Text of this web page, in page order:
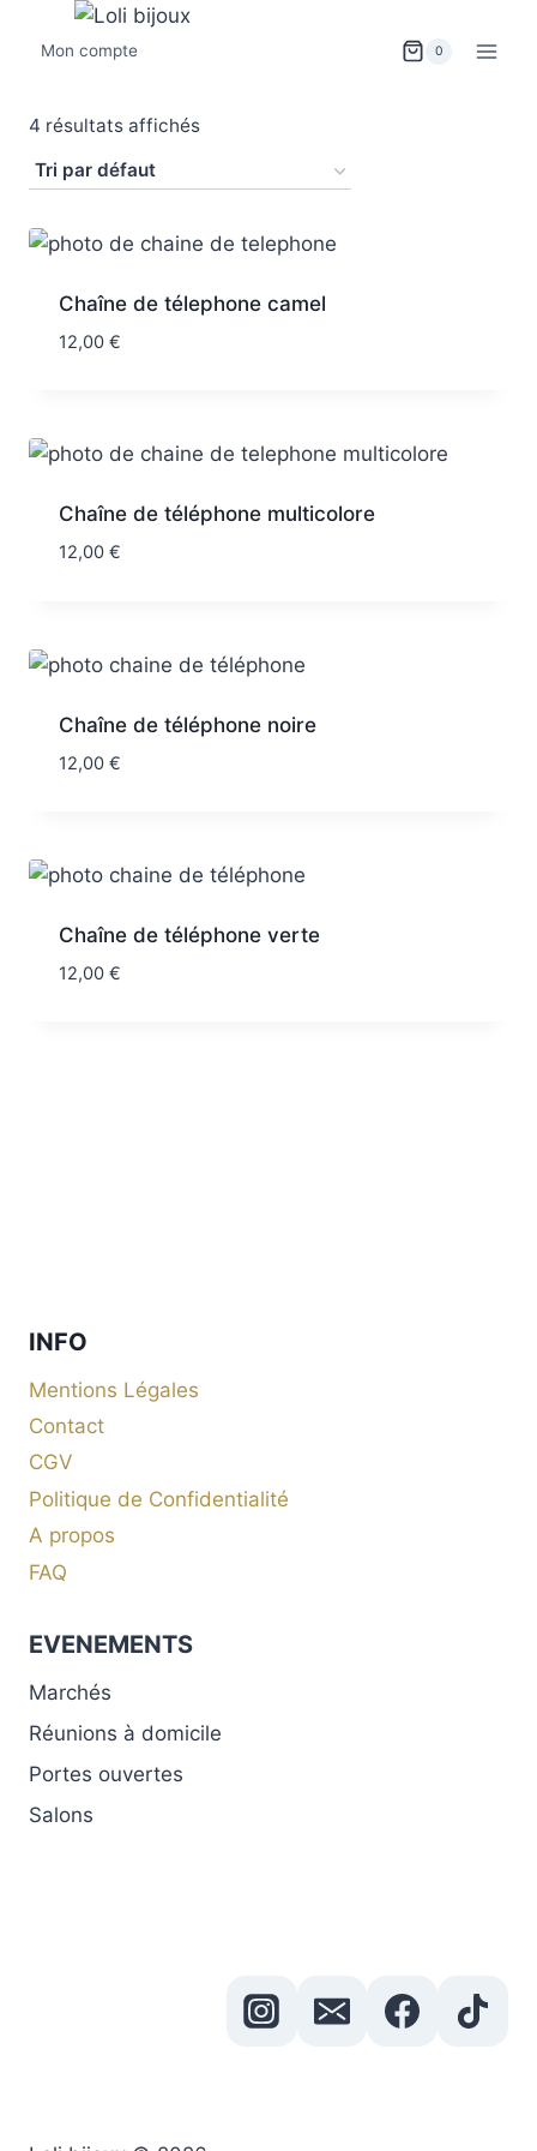
Mon compte 0
4 résultats affichés
Chaîne de télephone camel
12,00 €
Chaîne de téléphone multicolore
12,00 €
Chaîne de téléphone noire
12,00 €
Chaîne de téléphone verte
12,00 €
INFO
Mentions Légales
Contact
CGV
Politique de Confidentialité
A propos
FAQ
EVENEMENTS
Marchés
Réunions à domicile
Portes ouvertes
Salons